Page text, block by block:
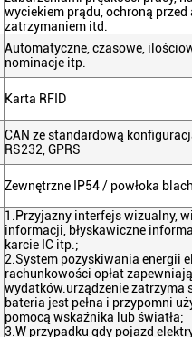
wyciekiem prądu, ochroną
zatrzymaniem itd.
Automatyczne, czasowe,
nominacje itp.
Karta RFID
CAN ze standardową
RS232, GPRS
Zewnętrzne IP54 / powłoka
1. Przyjazny interfejs wizualny,
informacji, błyskawiczne
karcie IC itp.;
2.System pozyskiwania energii
rachunkowości opłat
wydatków.urządzenie zatrzyma
bateria jest pełna i przypomni
pomocą wskaźnika lub światła;
3.W przypadku gdy pojazd